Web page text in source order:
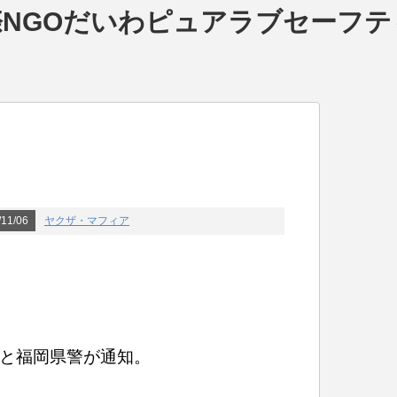
だいわピュアラブセーフテ
06 ヤクザ・マフィア
福岡県警が通知。